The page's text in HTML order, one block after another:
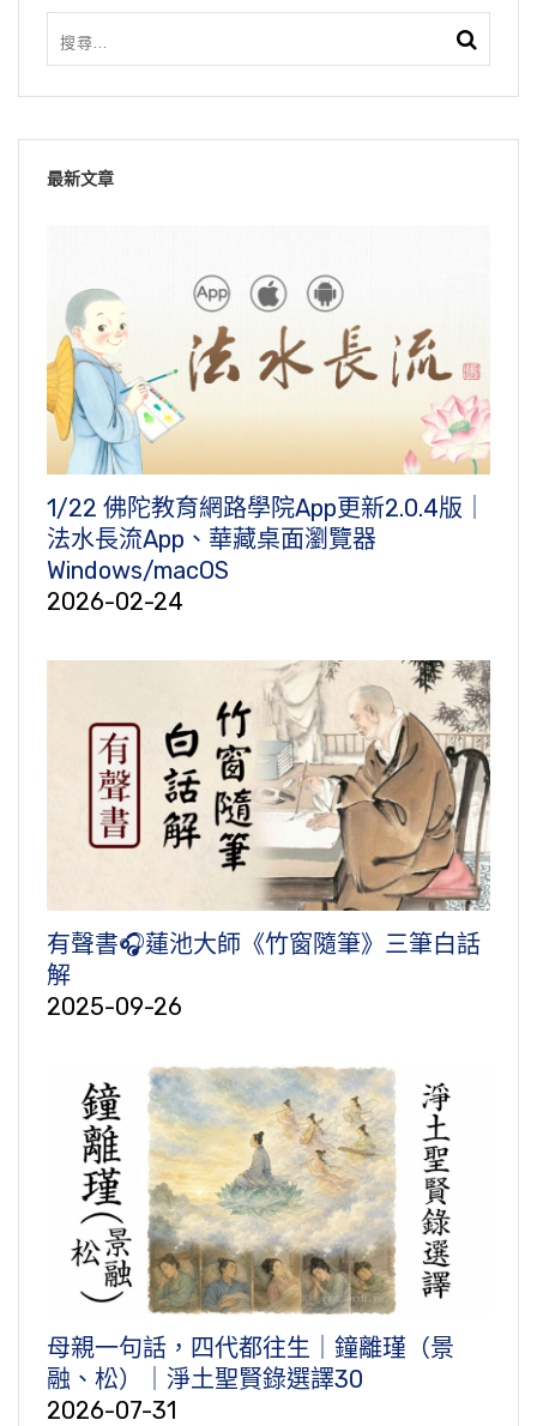
最新文章
1/22 佛陀教育網路學院App更新2.0.4版｜
法水長流App、華藏桌面瀏覽器
Windows/macOS
2026-02-24
有聲書🎧蓮池大師《竹窗隨筆》三筆白話
解
2025-09-26
母親一句話，四代都往生｜鐘離瑾（景
融、松）｜淨土聖賢錄選譯30
2026-07-31